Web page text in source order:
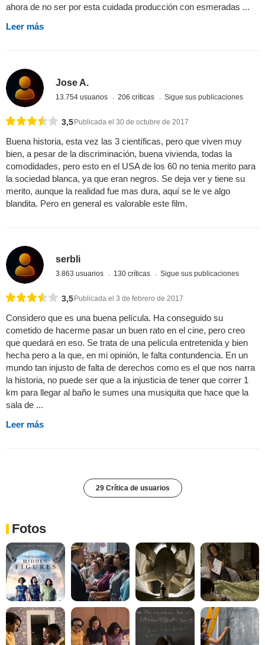
ahora de no ser por esta cuidada producción con esmeradas ...
Leer más
Jose A.
13.754 usuarios 206 críticas Sigue sus publicaciones
3,5Publicada el 30 de octubre de 2017
Buena historia, esta vez las 3 científicas, pero que viven muy
bien, a pesar de la discriminación, buena vivienda, todas la
comodidades, pero esto en el USA de los 60 no tenia merito para
la sociedad blanca, ya que eran negros. Se deja ver y tiene su
merito, aunque la realidad fue mas dura, aquí se le ve algo
blandita. Pero en general es valorable este film.
serbli
3.863 usuarios 130 críticas Sigue sus publicaciones
3,5 Publicada el 3 de febrero de 2017
Considero que es una buena película. Ha conseguido su
cometido de hacerme pasar un buen rato en el cine, pero creo
que quedará en eso. Se trata de una película entretenida y bien
hecha pero a la que, en mi opinión, le falta contundencia. En un
mundo tan injusto de falta de derechos como es el que nos narra
la historia, no puede ser que a la injusticia de tener que correr 1
km para llegar al baño le sumes una musiquita que hace que la
sala de ...
Leer más
29 Crítica de usuarios
Fotos